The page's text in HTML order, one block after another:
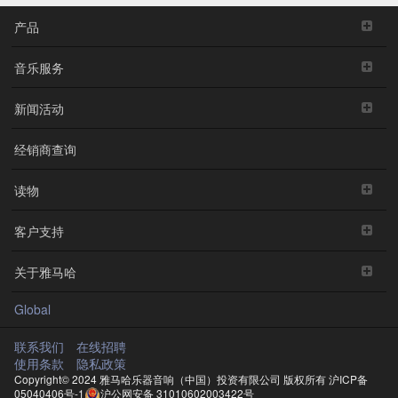
产品
音乐服务
新闻活动
经销商查询
读物
客户支持
关于雅马哈
Global
联系我们
在线招聘
使用条款
隐私政策
Copyright© 2024 雅马哈乐器音响（中国）投资有限公司 版权所有沪ICP备
05040406号-1
沪公网安备 31010602003422号